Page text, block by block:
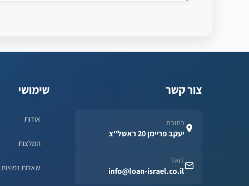
צור קשר
כתובת
יעקב פריימן 20 ראשל"צ
דואל
info@loan-israel.co.il
שימושי
אודות
המלצות
שאלות נפוצות